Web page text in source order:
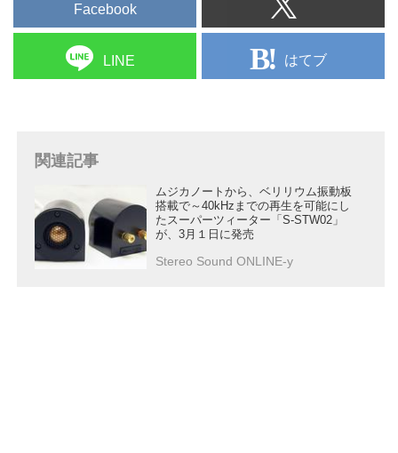
Facebook
LINE はてブ
関連記事
ムジカノートから、ベリリウム振動板
搭載で～40kHzまでの再生を可能にし
たスーパーツィーター「S-STW02」
が、3月１日に発売
Stereo Sound ONLINE-y